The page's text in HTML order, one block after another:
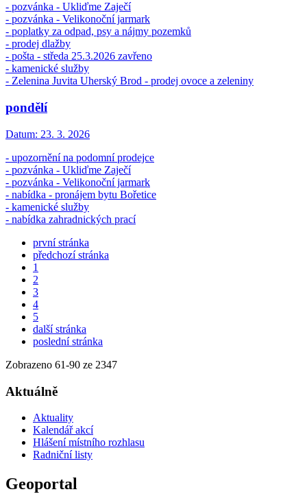
- pozvánka - Ukliďme Zaječí
- pozvánka - Velikonoční jarmark
- poplatky za odpad, psy a nájmy pozemků
- prodej dlažby
- pošta - středa 25.3.2026 zavřeno
- kamenické služby
- Zelenina Juvita Uherský Brod - prodej ovoce a zeleniny
pondělí
Datum: 23. 3. 2026
- upozornění na podomní prodejce
- pozvánka - Ukliďme Zaječí
- pozvánka - Velikonoční jarmark
- nabídka - pronájem bytu Bořetice
- kamenické služby
- nabídka zahradnických prací
první stránka
předchozí stránka
1
2
3
4
5
další stránka
poslední stránka
Zobrazeno 61-90 ze 2347
Aktuálně
Aktuality
Kalendář akcí
Hlášení místního rozhlasu
Radniční listy
Geoportal